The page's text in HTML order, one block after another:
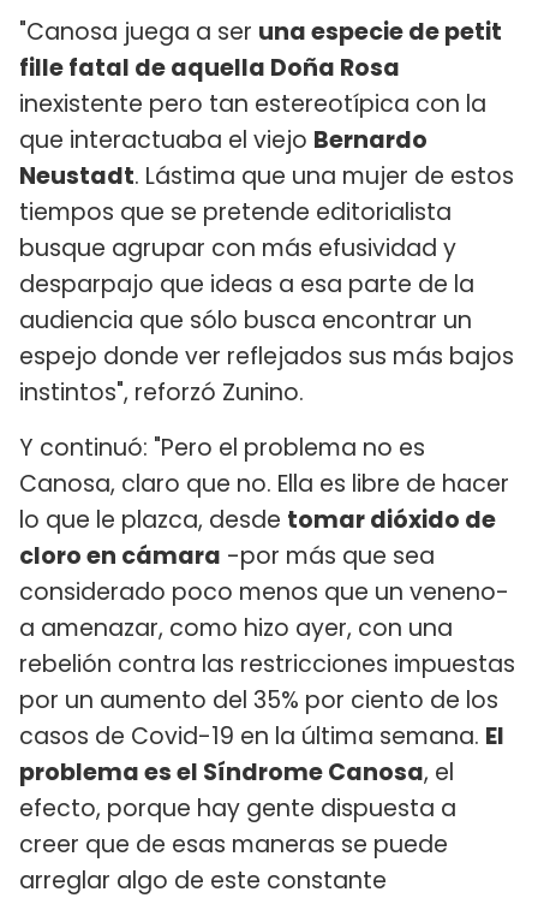
"Canosa juega a ser una especie de petit
fille fatal de aquella Doña Rosa
inexistente pero tan estereotípica con la
que interactuaba el viejo Bernardo
Neustadt. Lástima que una mujer de estos
tiempos que se pretende editorialista
busque agrupar con más efusividad y
desparpajo que ideas a esa parte de la
audiencia que sólo busca encontrar un
espejo donde ver reflejados sus más bajos
instintos", reforzó Zunino.
Y continuó: "Pero el problema no es
Canosa, claro que no. Ella es libre de hacer
lo que le plazca, desde tomar dióxido de
cloro en cámara -por más que sea
considerado poco menos que un veneno-
a amenazar, como hizo ayer, con una
rebelión contra las restricciones impuestas
por un aumento del 35% por ciento de los
casos de Covid-19 en la última semana. El
problema es el Síndrome Canosa, el
efecto, porque hay gente dispuesta a
creer que de esas maneras se puede
arreglar algo de este constante